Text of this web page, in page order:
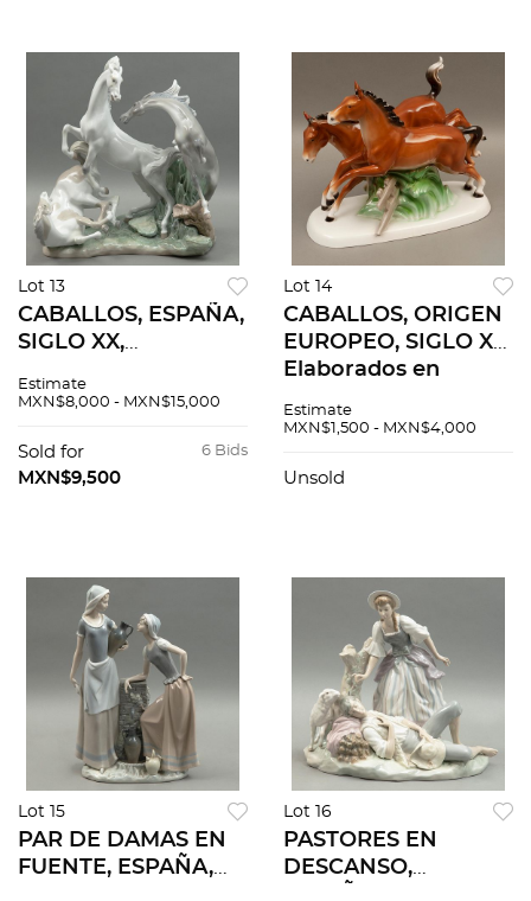
Lot 13
CABALLOS, ESPAÑA,
SIGLO XX,
porcelana
Sellados Lladró.
Acabado brillante.
Estimate
MXN$8,000 - MXN$15,000
6 Bids
Sold for
MXN$9,500
Lot 14
CABALLOS, ORIGEN
EUROPEO, SIGLO XX.
Elaborados en
policromada.
Sellado ilegible.
Estimate
MXN$1,500 - MXN$4,000
Unsold
Lot 15
PAR DE DAMAS EN
FUENTE, ESPAÑA,
Lot 16
PASTORES EN
DESCANSO,